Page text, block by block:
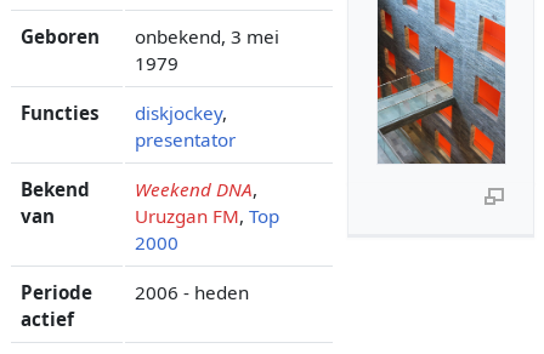
Geboren
onbekend, 3 mei
1979
Functies diskjockey,
presentator
Bekend
van
Weekend DNA,
Uruzgan FM, Top
2000
Periode
actief
2006 - heden